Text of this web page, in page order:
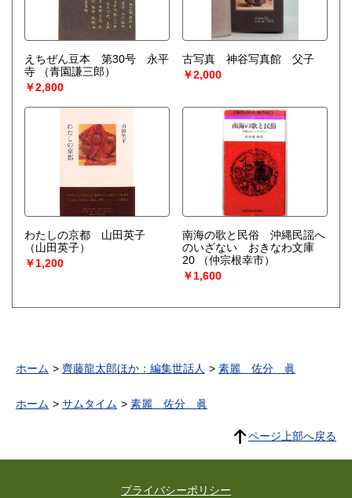
えちぜん豆本 第30号 永平
寺
（青園謙三郎）
￥2,800
古写真 神谷写真館 父子
￥2,000
わたしの京都 山田英子
（山田英子）
￥1,200
南海の歌と民俗 沖縄民謡へ
のいざない おきなわ文庫
20
（仲宗根幸市）
￥1,600
ホーム 齊藤龍太郎ほか：編集世話人 素麗 佐分 眞
ホーム サムタイム 素麗 佐分 眞
ページ上部へ戻る
プライバシーポリシー